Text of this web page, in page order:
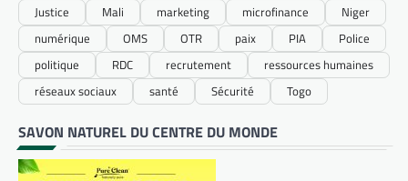
Justice
Mali marketing microfinance
Niger
numérique
OMS OTR paix PIA
Police
politique
RDC recrutement
ressources humaines
réseaux sociaux
santé Sécurité Togo
SAVON NATUREL DU CENTRE DU MONDE